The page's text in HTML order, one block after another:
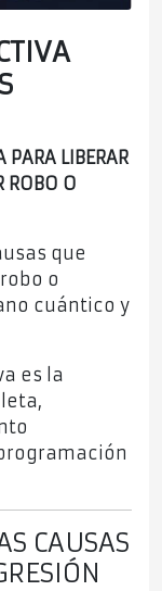
PARA LIBERAR
ROBO O
que
o
cuántico y
es la
CAUSAS